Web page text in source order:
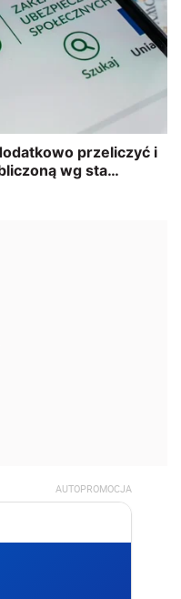
AUTOPROMOCJA